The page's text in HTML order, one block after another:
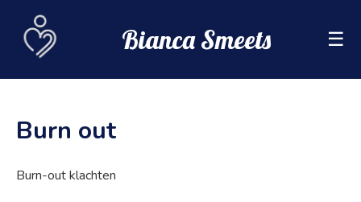
Bianca Smeets ☰
Burn out
Burn-out klachten